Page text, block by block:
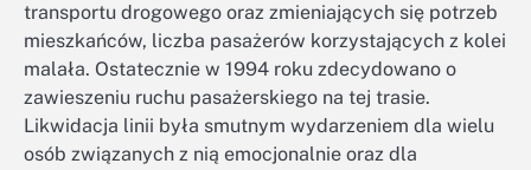
transportu drogowego oraz zmieniających się potrzeb
mieszkańców, liczba pasażerów korzystających z kolei
malała. Ostatecznie w 1994 roku zdecydowano o
zawieszeniu ruchu pasażerskiego na tej trasie.
Likwidacja linii była smutnym wydarzeniem dla wielu
osób związanych z nią emocjonalnie oraz dla